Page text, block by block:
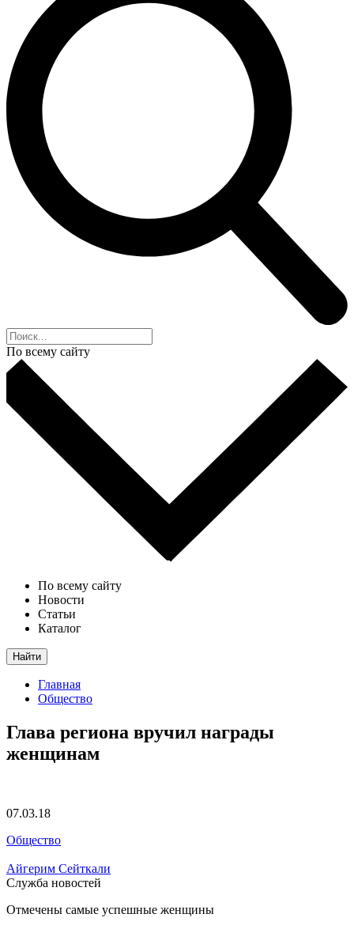
По всему сайту
По всему сайту
Новости
Статьи
Каталог
Найти
Главная
Общество
Глава региона вручил награды
женщинам
07.03.18
Общество
Айгерим Сейткали
Служба новостей
Отмечены самые успешные женщины